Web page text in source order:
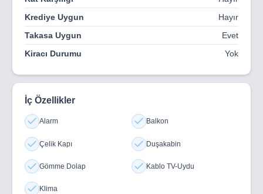
Krediye Uygun
Hayır
Takasa Uygun
Evet
Kiracı Durumu
Yok
İç Özellikler
Alarm Balkon
Çelik Kapı Duşakabin
Gömme Dolap Kablo TV-Uydu
Klima